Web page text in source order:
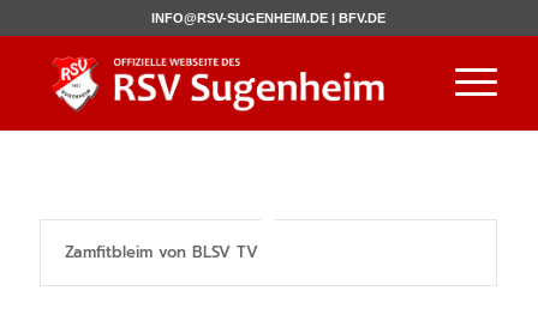
INFO@RSV-SUGENHEIM.DE |BFV.DE
Zamfitbleim von BLSV TV